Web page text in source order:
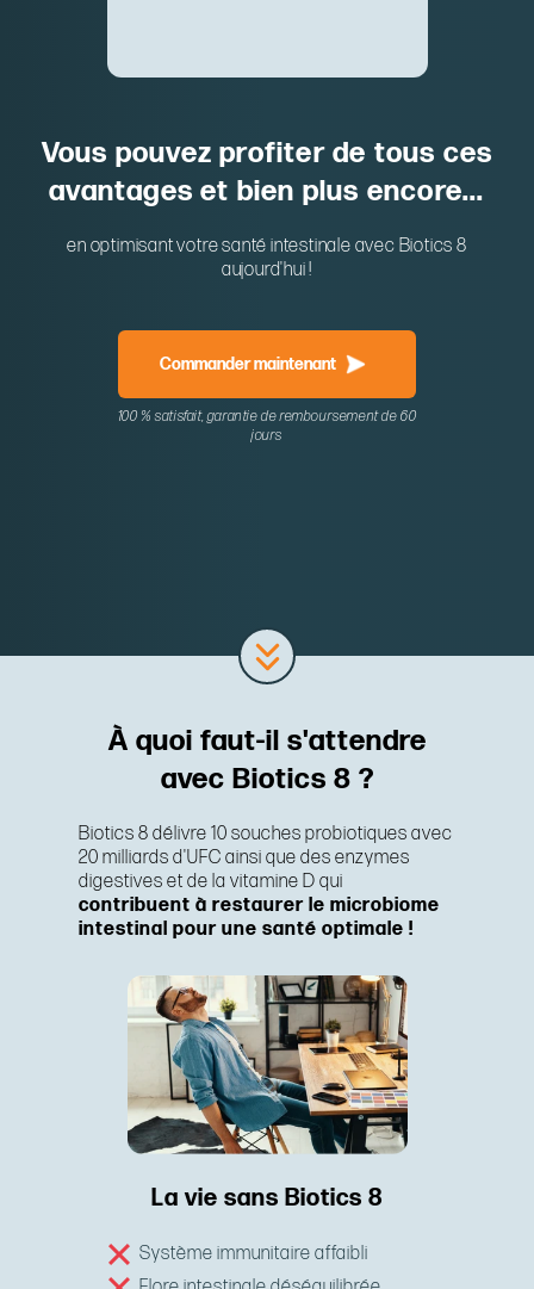
Vous pouvez profiter de tous ces
avantages et bien plus encore...
en optimisant votre santé intestinale avec Biotics 8
aujourd'hui !
Commander maintenant
100 % satisfait, garantie de remboursement de 60
jours
À quoi faut-il s'attendre
avec Biotics 8 ?
Biotics 8 délivre 10 souches probiotiques avec
20 milliards d'UFC ainsi que des enzymes
digestives et de la vitamine D qui
contribuent à restaurer le microbiome
intestinal pour une santé optimale !
La vie sans Biotics 8
Système immunitaire affaibli